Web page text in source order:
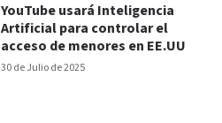
30 de Julio de 2025
YouTube usará Inteligencia
Artificial para controlar el
acceso de menores en EE.UU